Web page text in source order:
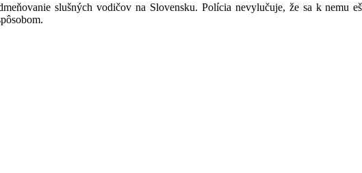
slušných vodičov na Slovensku. Polícia nevylučuje, že sa k